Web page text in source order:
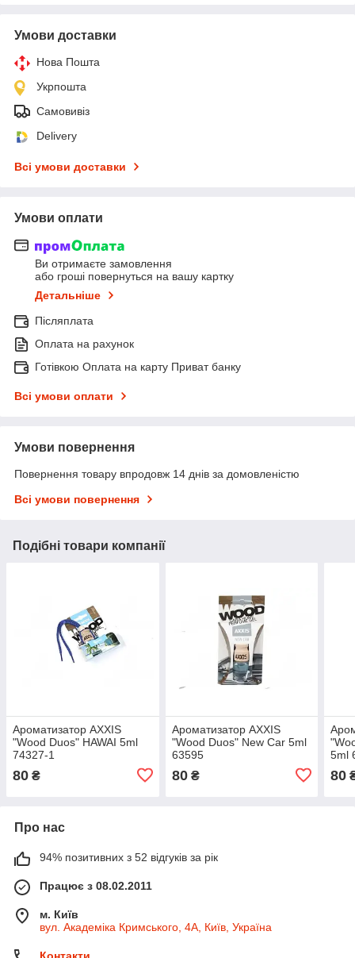
Умови доставки
Нова Пошта
Укрпошта
Самовивіз
Delivery
Всі умови доставки
Умови оплати
Ви отримаєте замовлення
або гроші повернуться на вашу картку
Детальніше
Післяплата
Оплата на рахунок
Готівкою Оплата на карту Приват банку
Всі умови оплати
Умови повернення
Повернення товару впродовж 14 днів за домовленістю
Всі умови повернення
Подібні товари компанії
Ароматизатор AXXIS
"Wood Duos" HAWAI 5ml
74327-1
80 ₴
Ароматизатор AXXIS
"Wood Duos" New Car 5ml
63595
80₴
5ml
80
Про нас
94% позитивних з 52 відгуків за рік
Працює з 08.02.2011
м. Київ
вул. Академіка Кримського, 4А, Київ, Україна